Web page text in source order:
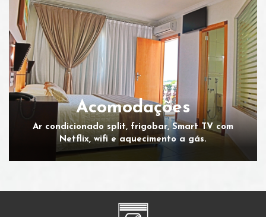
Acomodações
Ar condicionado split, frigobar, Smart TV com
Netflix, wifi e aquecimento a gás.